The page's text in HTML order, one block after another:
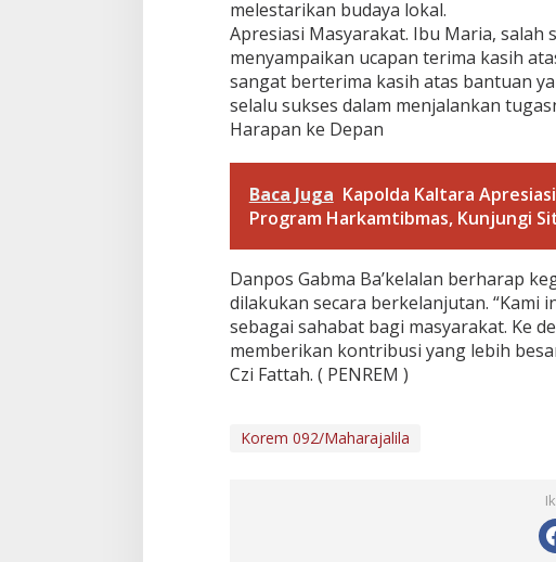
n
melestarikan budaya lokal.
Apresiasi Masyarakat. Ibu Maria,
menyampaikan ucapan terima kasih
sangat berterima kasih atas bantuan
selalu sukses dalam menjalankan
Harapan ke Depan
Baca Juga Kapolda Kaltara
Program Harkamtibmas, Kunjungi
Danpos Gabma Ba’kelalan berharap
dilakukan secara berkelanjutan. “Kami
sebagai sahabat bagi masyarakat. Ke
memberikan kontribusi yang lebih
Czi Fattah. ( PENREM )
Korem 092/Maharajalila